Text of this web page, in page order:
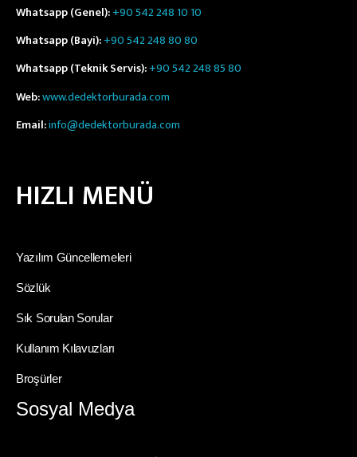
Whatsapp (Genel):+90 542 248 10 10
Whatsapp (Bayi):+90 542 248 80 80
Whatsapp (Teknik Servis):+90 542 248 85 80
Web:www.dedektorburada.com
Email:info@dedektorburada.com
HIZLI MENÜ
Yazılım Güncellemeleri
Sözlük
Sık Sorulan Sorular
Kullanım Kılavuzları
Broşürler
Sosyal Medya